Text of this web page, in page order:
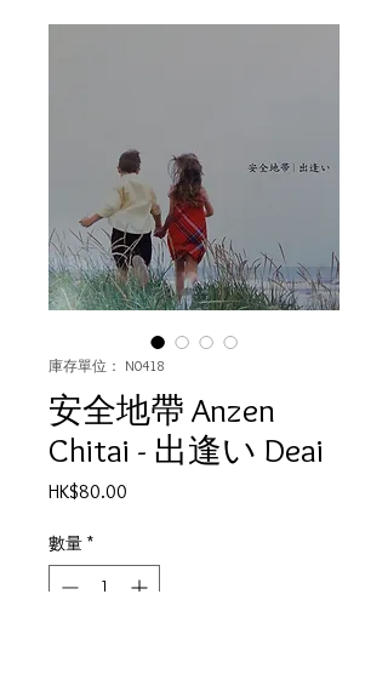
庫存單位： N0418
安全地帶 Anzen
Chitai - 出逢い Deai
HK$80.00
數量 *